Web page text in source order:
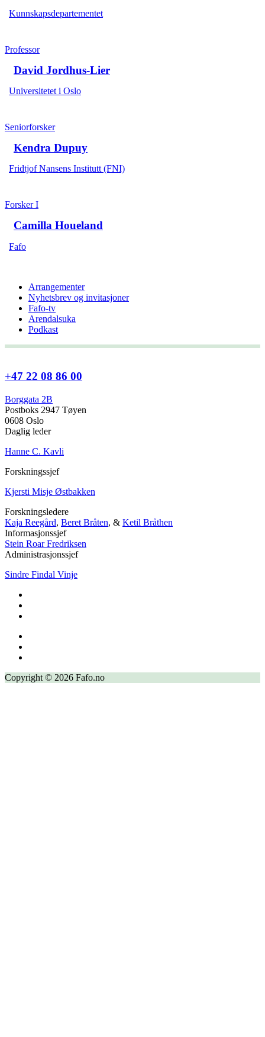
Kunnskapsdepartementet
Professor
David Jordhus-Lier
Universitetet i Oslo
Seniorforsker
Kendra Dupuy
Fridtjof Nansens Institutt (FNI)
Forsker I
Camilla Houeland
Fafo
Arrangementer
Nyhetsbrev og invitasjoner
Fafo-tv
Arendalsuka
Podkast
+47 22 08 86 00
Borggata 2B
Postboks 2947 Tøyen
0608 Oslo
Daglig leder
Hanne C. Kavli
Forskningssjef
Kjersti Misje Østbakken
Forskningsledere
Kaja Reegård, Beret Bråten, & Ketil Bråthen
Informasjonssjef
Stein Roar Fredriksen
Administrasjonssjef
Sindre Findal Vinje
Copyright © 2026 Fafo.no